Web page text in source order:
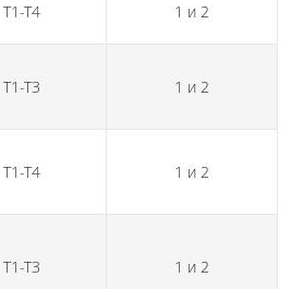
Т1-Т4 1 и 2
Т1-Т3 1 и 2
Т1-Т4 1 и 2
Т1-Т3 1 и 2